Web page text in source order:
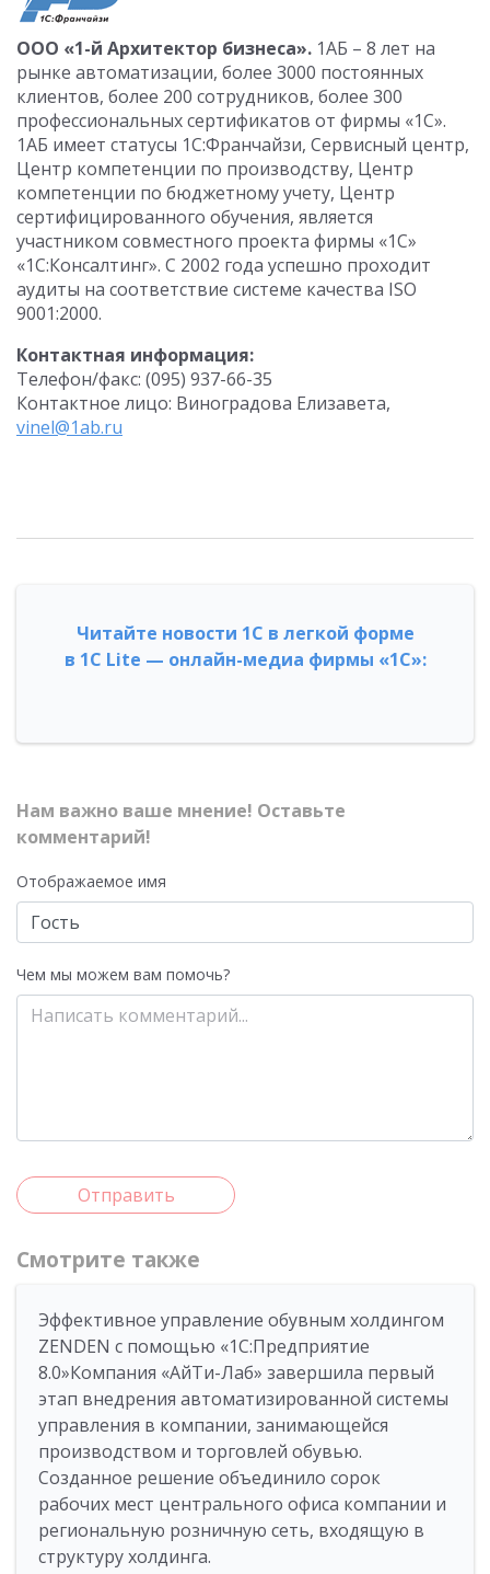
ООО «1-й Архитектор бизнеса». 1АБ – 8 лет на
рынке автоматизации, более 3000 постоянных
клиентов, более 200 сотрудников, более 300
профессиональных сертификатов от фирмы «1С».
1АБ имеет статусы 1С:Франчайзи, Сервисный центр,
Центр компетенции по производству, Центр
компетенции по бюджетному учету, Центр
сертифицированного обучения, является
участником совместного проекта фирмы «1С»
«1С:Консалтинг». С 2002 года успешно проходит
аудиты на соответствие системе качества ISO
9001:2000.
Контактная информация:
Телефон/факс: (095) 937-66-35
Контактное лицо: Виноградова Елизавета,
vinel@1ab.ru
Читайте новости 1С в легкой форме
в 1С Lite — онлайн-медиа фирмы «1С»:
Нам важно ваше мнение! Оставьте
комментарий!
Отображаемое имя
Чем мы можем вам помочь?
Отправить
Смотрите также
Эффективное управление обувным холдингом
ZENDEN с помощью «1С:Предприятие
8.0»Компания «АйТи-Лаб» завершила первый
этап внедрения автоматизированной системы
управления в компании, занимающейся
производством и торговлей обувью.
Созданное решение объединило сорок
рабочих мест центрального офиса компании и
региональную розничную сеть, входящую в
структуру холдинга.